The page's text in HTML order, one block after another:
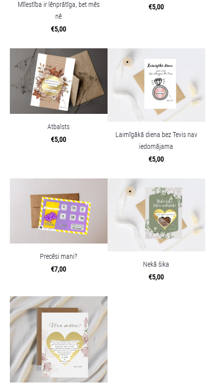
Mīlestība ir lēnprātīga, bet mēs
nē
€5,00
€5,00
Atbalsts
€5,00
Laimīgākā diena bez Tevis nav
iedomājama
€5,00
Precēsi mani?
€7,00
Nekā šika
€5,00